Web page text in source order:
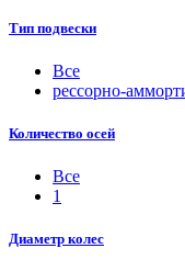
Тип подвески
Все
рессорно-
Количество осей
Все
1
Диаметр колес